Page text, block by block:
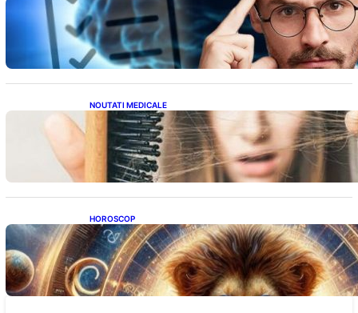
Inteligența dincolo de note: Semnele unui IQ
ridicat care nu țin de școală
NOUTATI MEDICALE
Semnele unei deficiențe de proteine:
Impactul asupra sănătății tale
HOROSCOP
Portalul Leului 8/8: Oportunități de
Abundență pentru Cinci Zodii în 2026